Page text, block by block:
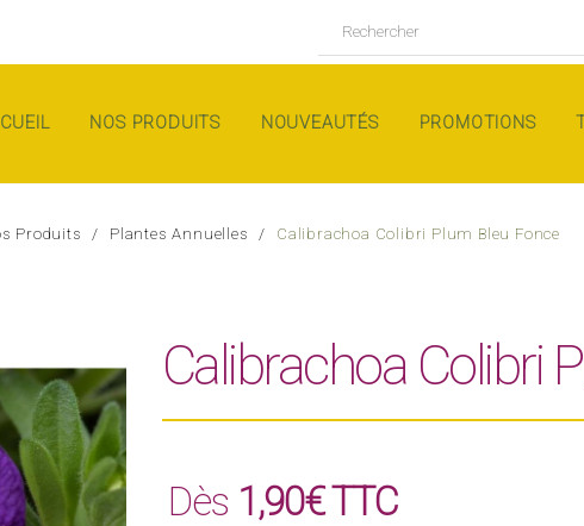
NOS PRODUITS NOUVEAUTÉS PROMOTIONS
Produits Plantes Annuelles Calibrachoa Colibri Plum Bleu Fonce
Calibrachoa Colibri
Dès 1,90€ TTC